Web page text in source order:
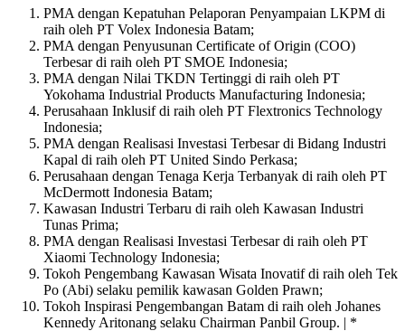
PMA dengan Kepatuhan Pelaporan Penyampaian LKPM di
raih oleh PT Volex Indonesia Batam;
PMA dengan Penyusunan Certificate of Origin (COO)
Terbesar di raih oleh PT SMOE Indonesia;
PMA dengan Nilai TKDN Tertinggi di raih oleh PT
Yokohama Industrial Products Manufacturing Indonesia;
Perusahaan Inklusif di raih oleh PT Flextronics Technology
Indonesia;
PMA dengan Realisasi Investasi Terbesar di Bidang Industri
Kapal di raih oleh PT United Sindo Perkasa;
Perusahaan dengan Tenaga Kerja Terbanyak di raih oleh PT
McDermott Indonesia Batam;
Kawasan Industri Terbaru di raih oleh Kawasan Industri
Tunas Prima;
PMA dengan Realisasi Investasi Terbesar di raih oleh PT
Xiaomi Technology Indonesia;
Tokoh Pengembang Kawasan Wisata Inovatif di raih oleh Tek
Po (Abi) selaku pemilik kawasan Golden Prawn;
Tokoh Inspirasi Pengembangan Batam di raih oleh Johanes
Kennedy Aritonang selaku Chairman Panbil Group. | *